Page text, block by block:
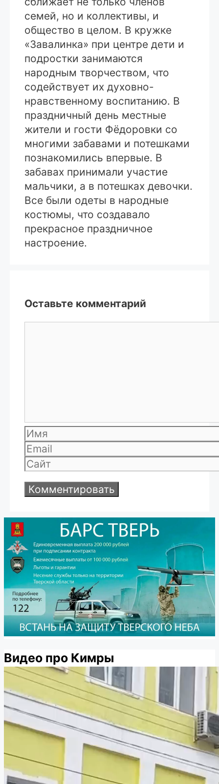
семей, но и коллективы, и
общество в целом. В кружке
«Завалинка» при центре дети и
подростки занимаются
народным творчеством, что
содействует их духовно-
нравственному воспитанию. В
праздничный день местные
жители и гости Фёдоровки со
многими забавами и потешками
познакомились впервые. В
забавах принимали участие
мальчики, а в потешках девочки.
Все были одеты в народные
костюмы, что создавало
прекрасное праздничное
настроение.
Оставьте комментарий
Имя
Email
Сайт
Видео про Кимры